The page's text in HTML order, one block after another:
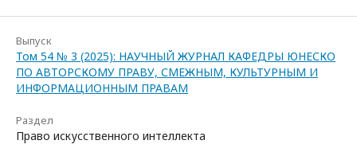
Выпуск
Том 54 № 3 (2025): НАУЧНЫЙ ЖУРНАЛ КАФЕДРЫ ЮНЕСКО
ПО АВТОРСКОМУ ПРАВУ, СМЕЖНЫМ, КУЛЬТУРНЫМ И
ИНФОРМАЦИОННЫМ ПРАВАМ
Раздел
Право искусственного интеллекта